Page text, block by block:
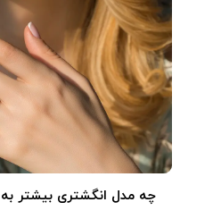
چه مدل انگشتری بیشتر